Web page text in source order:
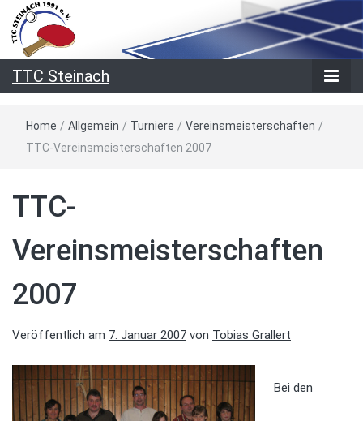
TTC Steinach
Home / Allgemein / Turniere / Vereinsmeisterschaften /
TTC-Vereinsmeisterschaften 2007
TTC-
Vereinsmeisterschaften
2007
Veröffentlich am 7. Januar 2007 von Tobias Grallert
Bei den